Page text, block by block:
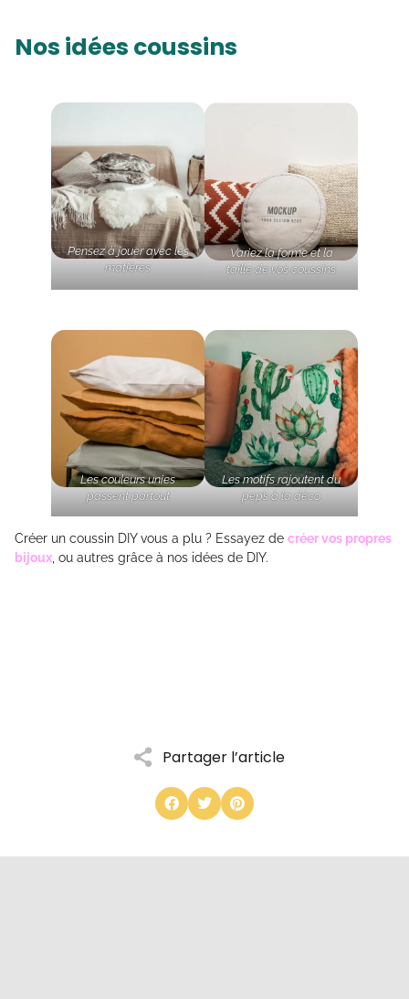
Partager l’article
Nos idées coussins
Pensez à jouer avec les
matières
Variez la forme et la
taille de vos coussins
Les couleurs unies
passent partout
Les motifs rajoutent du
pep’s à la déco
Créer un coussin DIY vous a plu ? Essayez de créer vos propres
bijoux , ou autres grâce à nos idées de DIY.